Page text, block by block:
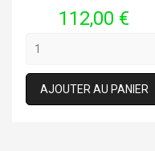
Prix
112,00 €
AJOUTER AU PANIER